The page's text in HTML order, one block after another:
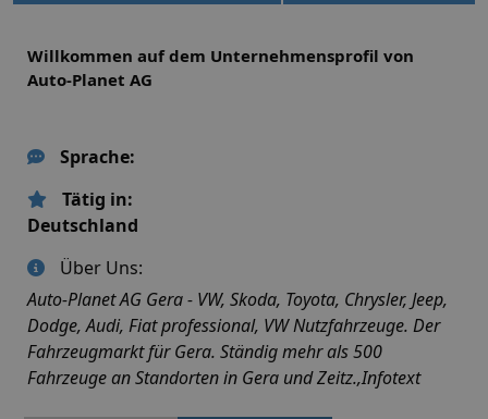
Willkommen auf dem Unternehmensprofil von
Auto-Planet AG
Sprache:
Tätig in:
Deutschland
Über Uns:
Auto-Planet AG Gera - VW, Skoda, Toyota, Chrysler, Jeep,
Dodge, Audi, Fiat professional, VW Nutzfahrzeuge. Der
Fahrzeugmarkt für Gera. Ständig mehr als 500
Fahrzeuge an Standorten in Gera und Zeitz.,Infotext